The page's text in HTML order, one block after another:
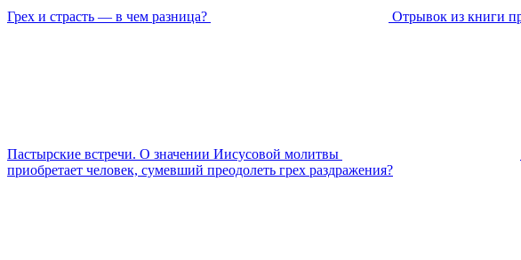
Грех и страсть — в чем разница? Отрывок из книги
Пастырские встречи. О значении Иисусовой молитвы
приобретает человек, сумевший преодолеть грех раздражения?